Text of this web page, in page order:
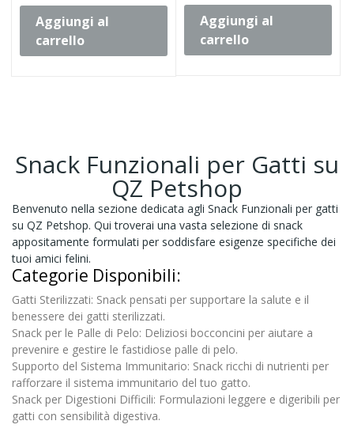
Aggiungi al
carrello
Aggiungi al
carrello
Snack Funzionali per Gatti su
QZ Petshop
Benvenuto nella sezione dedicata agli Snack Funzionali per gatti
su QZ Petshop. Qui troverai una vasta selezione di snack
appositamente formulati per soddisfare esigenze specifiche dei
tuoi amici felini.
Categorie Disponibili:
Gatti Sterilizzati: Snack pensati per supportare la salute e il
benessere dei gatti sterilizzati.
Snack per le Palle di Pelo: Deliziosi bocconcini per aiutare a
prevenire e gestire le fastidiose palle di pelo.
Supporto del Sistema Immunitario: Snack ricchi di nutrienti per
rafforzare il sistema immunitario del tuo gatto.
Snack per Digestioni Difficili: Formulazioni leggere e digeribili per
gatti con sensibilità digestiva.